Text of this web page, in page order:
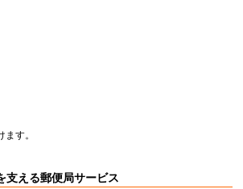
す。
支える郵便局サービス